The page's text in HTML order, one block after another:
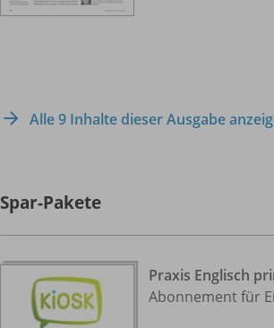
Alle 9 Inhalte dieser Ausgabe
Spar-Pakete
Praxis Englisch
Abonnement für